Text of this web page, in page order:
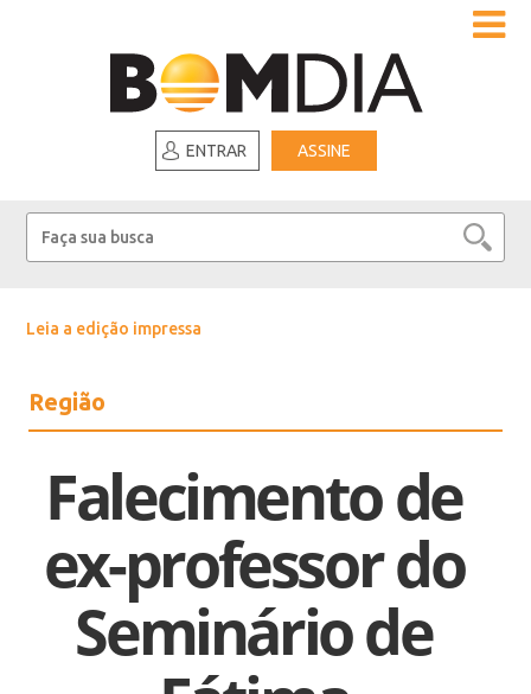
ENTRAR ASSINE
Leia a edição impressa
Região
Falecimento de
ex-professor do
Seminário de